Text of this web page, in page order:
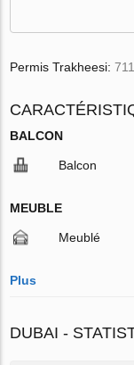
Permis Trakheesi:
BALCON
Balcon
MEUBLE
Meublé
Plus
DUBAI -